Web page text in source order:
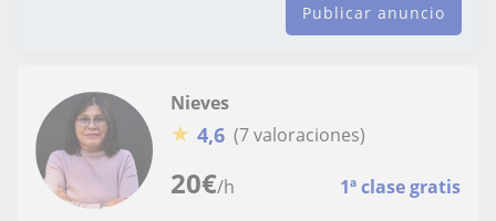
Publicar anuncio
20€/h 1ª clase gratis
Nieves
★ 4,6 (7 valoraciones)